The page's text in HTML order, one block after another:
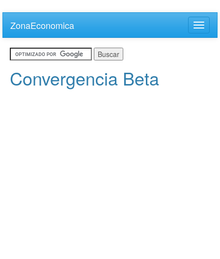
main
content
ZonaEconomica
Toggle
Convergencia Beta